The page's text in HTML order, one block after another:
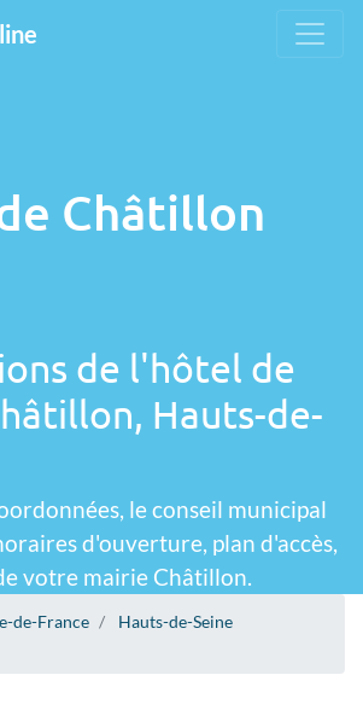
Châtillon
de l'hôtel de
Hauts-de-
le conseil municipal
d'ouverture, plan d'accès,
votre mairie Châtillon.
de-France
Hauts-de-Seine